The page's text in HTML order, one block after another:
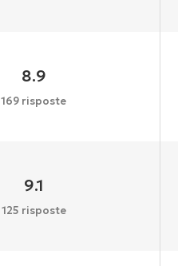
8.9
169 risposte
9.1
125 risposte